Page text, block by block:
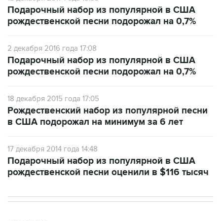
Подарочный набор из популярной в США
рождественской песни подорожал на 0,7%
2 декабря 2016 года 17:08
Подарочный набор из популярной в США
рождественской песни подорожал на 0,7%
18 декабря 2015 года 17:05
Рождественский набор из популярной песни
в США подорожал на минимум за 6 лет
17 декабря 2014 года 14:48
Подарочный набор из популярной в США
рождественской песни оценили в $116 тысяч